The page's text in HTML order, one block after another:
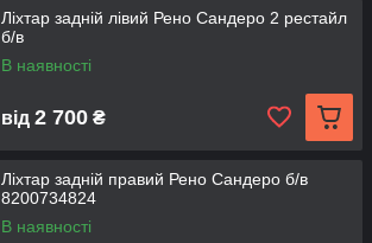
Ліхтар задній лівий Рено Сандеро 2 рестайл
б/в
В наявності
від 2 700 ₴
Ліхтар задній правий Рено Сандеро б/в
8200734824
В наявності